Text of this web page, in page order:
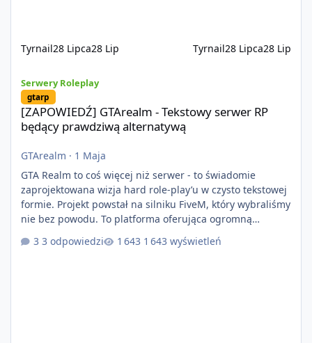
Tyrnail28 Lipca28 Lip Tyrnail28 Lipca28 Lip
Serwery Roleplay
gtarp
[ZAPOWIEDŹ] GTArealm - Tekstowy serwer RP
będący prawdziwą alternatywą
GTArealm · 1 Maja
GTA Realm to coś więcej niż serwer - to świadomie
zaprojektowana wizja hard role-play’u w czysto tekstowej
formie. Projekt powstał na silniku FiveM, który wybraliśmy
nie bez powodu. To platforma oferująca ogromną
elastyczność i znacznie szybszy rozwój systemów niż w
przypadku innych rozwiązań. Usprawniona
3 odpowiedzi 1 643 wyświetleń